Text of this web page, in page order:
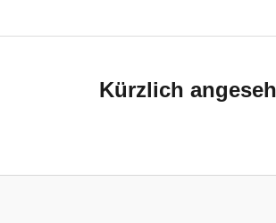
Kürzlich